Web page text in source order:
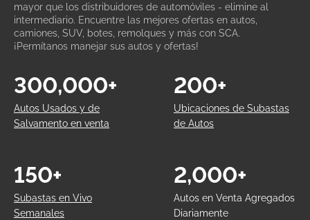
mayor que los distribuidores de automóviles - elimine al
intermediario. Encuentre las mejores ofertas en autos,
camiones, SUV, botes, remolques y más con SCA.
¡Permítanos manejar sus autos y ofertas!
Autos Usados y de
Salvamento en venta
300,000+
Ubicaciones de Subastas
de Autos
200+
Subastas en Vivo
Semanales
150+
Autos en Venta Agregados
Diariamente
2,000+